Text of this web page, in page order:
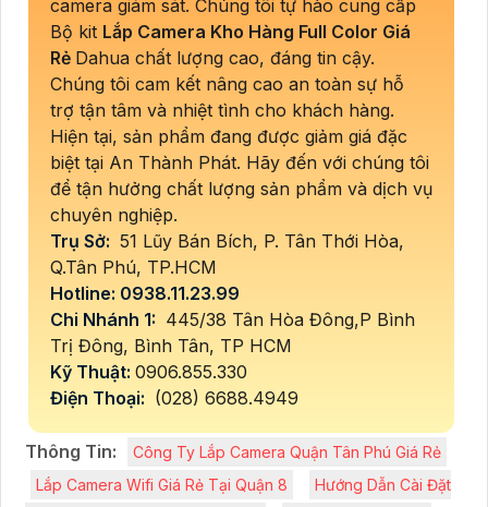
camera giám sát. Chúng tôi tự hào cung cấp
Bộ kit Lắp Camera Kho Hàng Full Color Giá
Rẻ Dahua chất lượng cao, đáng tin cậy.
Chúng tôi cam kết nâng cao an toàn sự hỗ
trợ tận tâm và nhiệt tình cho khách hàng.
Hiện tại, sản phẩm đang được giảm giá đặc
biệt tại An Thành Phát. Hãy đến với chúng tôi
để tận hưởng chất lượng sản phẩm và dịch vụ
chuyên nghiệp.
Trụ Sở: 51 Lũy Bán Bích, P. Tân Thới Hòa,
Q.Tân Phú, TP.HCM
Hotline: 0938.11.23.99
Chi Nhánh 1: 445/38 Tân Hòa Đông,P Bình
Trị Đông, Bình Tân, TP HCM
Kỹ Thuật: 0906.855.330
Điện Thoại: (028) 6688.4949
Thông Tin:
Công Ty Lắp Camera Quận Tân Phú Giá Rẻ
Lắp Camera Wifi Giá Rẻ Tại Quận 8
Hướng Dẫn Cài Đặt